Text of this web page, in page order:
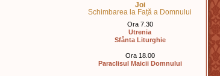
Joi
Schimbarea la Față a Domnului
Ora 7.30
Utrenia
Sfânta Liturghie
Ora 18.00
Paraclisul Maicii Domnului